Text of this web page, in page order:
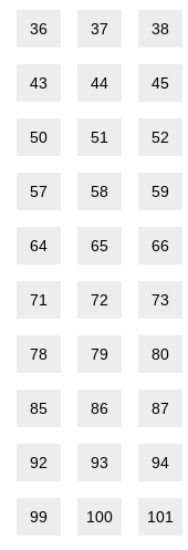
36 37 38
43 44 45
50 51 52
57 58 59
64 65 66
71 72 73
78 79 80
85 86 87
92 93 94
99 100 101